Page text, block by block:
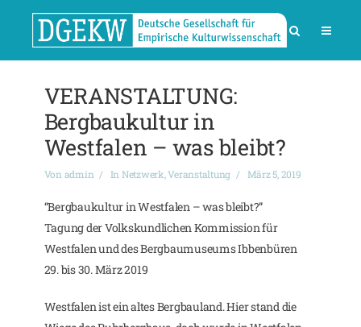
VERANSTALTUNG:
Bergbaukultur in
Westfalen – was bleibt?
Von admin In Netzwerk,Veranstaltung März 5, 2019
“Bergbaukultur in Westfalen – was bleibt?”
Tagung der Volkskundlichen Kommission für
Westfalen und des Bergbaumuseums Ibbenbüren
29. bis 30. März 2019
Westfalen ist ein altes Bergbauland. Hier stand die